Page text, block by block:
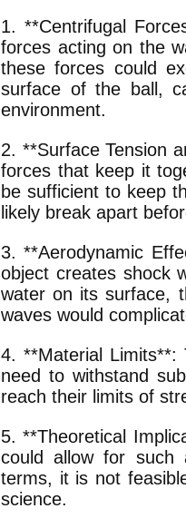
1. **Centrifugal
forces acting on the
these forces could
surface of the ball,
environment.
2. **Surface Tension
forces that keep it
be sufficient to keep
likely break apart
3. **Aerodynamic
object creates shock
water on its surface,
waves would
4. **Material Limits**:
need to withstand
reach their limits of
5. **Theoretical
could allow for such
terms, it is not
science.